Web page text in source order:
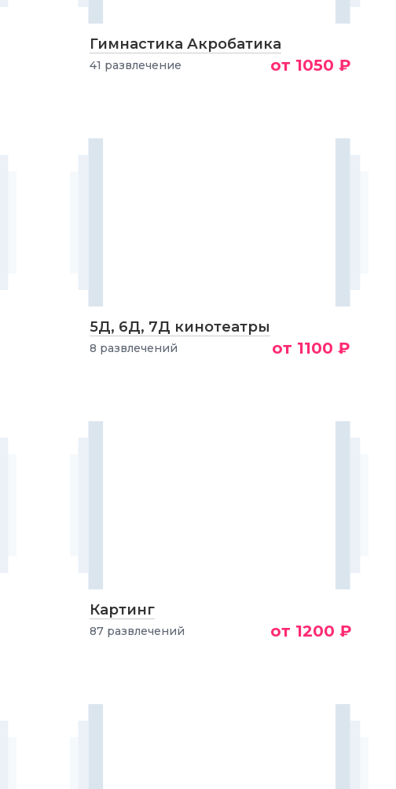
Гимнастика Акробатика
41 развлечение от 1050 ₽
5Д, 6Д, 7Д кинотеатры
8 развлечений от 1100 ₽
Картинг
87 развлечений от 1200 ₽